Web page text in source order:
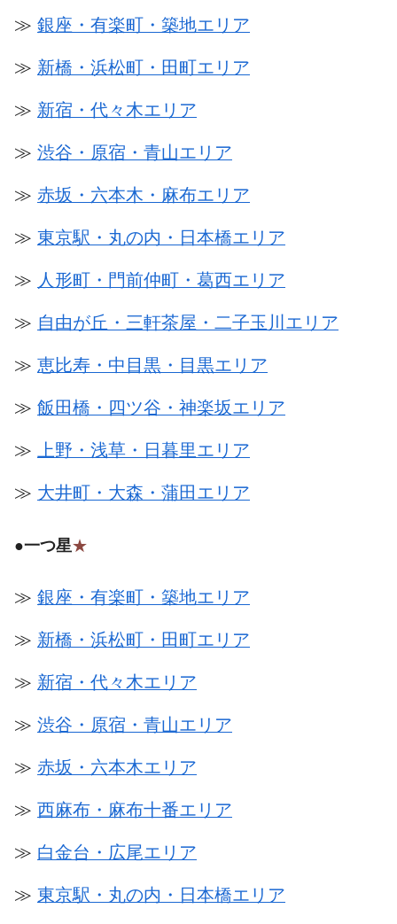
≫ 銀座・有楽町・築地エリア
≫ 新橋・浜松町・田町エリア
≫ 新宿・代々木エリア
≫ 渋谷・原宿・青山エリア
≫ 赤坂・六本木・麻布エリア
≫ 東京駅・丸の内・日本橋エリア
≫ 人形町・門前仲町・葛西エリア
≫ 自由が丘・三軒茶屋・二子玉川エリア
≫ 恵比寿・中目黒・目黒エリア
≫ 飯田橋・四ツ谷・神楽坂エリア
≫ 上野・浅草・日暮里エリア
≫ 大井町・大森・蒲田エリア
●一つ星★
≫ 銀座・有楽町・築地エリア
≫ 新橋・浜松町・田町エリア
≫ 新宿・代々木エリア
≫ 渋谷・原宿・青山エリア
≫ 赤坂・六本木エリア
≫ 西麻布・麻布十番エリア
≫ 白金台・広尾エリア
≫ 東京駅・丸の内・日本橋エリア